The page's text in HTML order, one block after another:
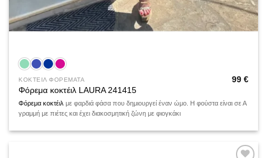
ΚΟΚΤΕΙΛ ΦΟΡΕΜΑΤΑ
Φόρεμα κοκτέιλ LAURA 241415
99 €
Φόρεμα κοκτέιλ με φαρδιά φάσα που δημιουργεί έναν ώμο. Η φούστα είναι σε Α
γραμμή με πιέτες και έχει διακοσμητική ζώνη με φιογκάκι